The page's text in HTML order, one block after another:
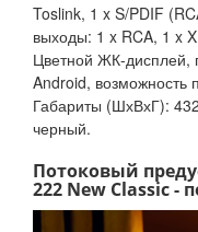
Toslink, 1 x S/PDIF
выходы: 1 x RCA, 1 x
Цветной ЖК-дисплей,
Android, возможность
Габариты (ШхВхГ):
черный.
Потоковый
222 New Classic -